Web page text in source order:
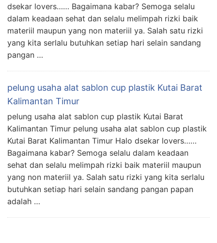
dsekar lovers…… Bagaimana kabar? Semoga selalu
dalam keadaan sehat dan selalu melimpah rizki baik
materiil maupun yang non materiil ya. Salah satu rizki
yang kita serlalu butuhkan setiap hari selain sandang
pangan …
pelung usaha alat sablon cup plastik Kutai Barat
Kalimantan Timur
pelung usaha alat sablon cup plastik Kutai Barat
Kalimantan Timur pelung usaha alat sablon cup plastik
Kutai Barat Kalimantan Timur Halo dsekar lovers……
Bagaimana kabar? Semoga selalu dalam keadaan
sehat dan selalu melimpah rizki baik materiil maupun
yang non materiil ya. Salah satu rizki yang kita serlalu
butuhkan setiap hari selain sandang pangan papan
adalah …